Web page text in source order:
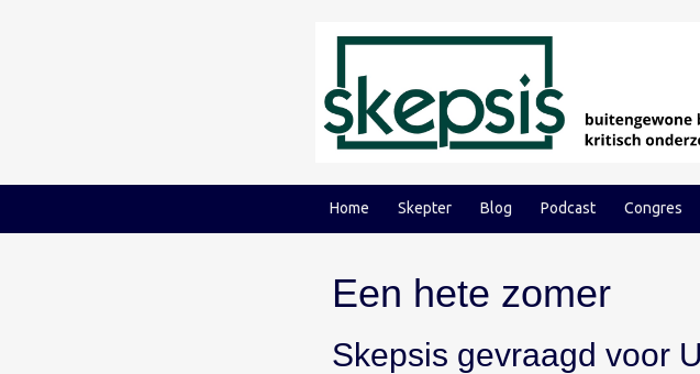
Home Skepter Blog Podcast Congres
Een hete zomer
Skepsis gevraagd voor